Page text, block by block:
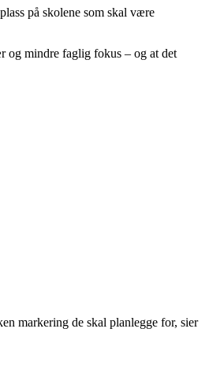
på skolene som skal være
og mindre faglig fokus – og at det
markering de skal planlegge for, sier